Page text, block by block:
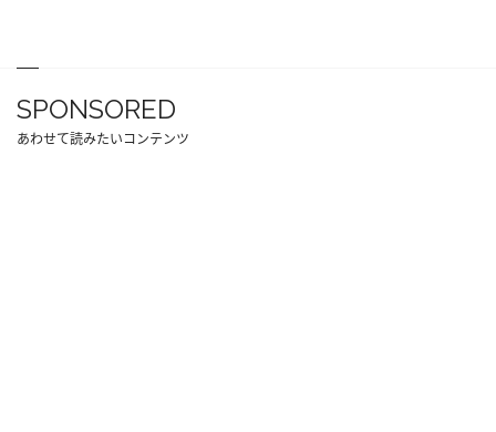
SPONSORED
あわせて読みたいコンテンツ